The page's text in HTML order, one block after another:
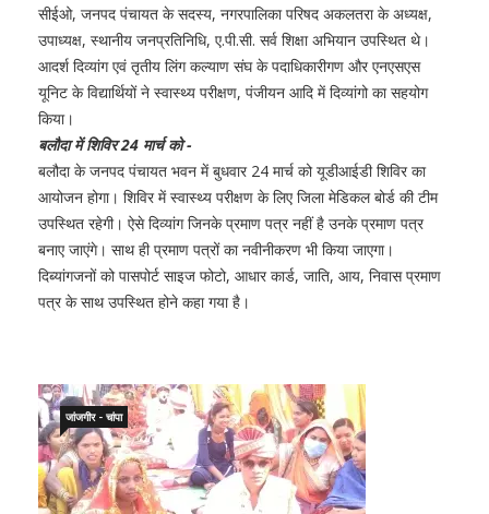
सीईओ, जनपद पंचायत के सदस्य, नगरपालिका परिषद अकलतरा के अध्यक्ष,
उपाध्यक्ष, स्थानीय जनप्रतिनिधि, ए.पी.सी. सर्व शिक्षा अभियान उपस्थित थे।
आदर्श दिव्यांग एवं तृतीय लिंग कल्याण संघ के पदाधिकारीगण और एनएसएस
यूनिट के विद्यार्थियों ने स्वास्थ्य परीक्षण, पंजीयन आदि में दिव्यांगो का सहयोग
किया।
बलौदा में शिविर 24 मार्च को -
बलौदा के जनपद पंचायत भवन में बुधवार 24 मार्च को यूडीआईडी शिविर का
आयोजन होगा। शिविर में स्वास्थ्य परीक्षण के लिए जिला मेडिकल बोर्ड की टीम
उपस्थित रहेगी। ऐसे दिव्यांग जिनके प्रमाण पत्र नहीं है उनके प्रमाण पत्र
बनाए जाएंगे। साथ ही प्रमाण पत्रों का नवीनीकरण भी किया जाएगा।
दिब्यांगजनों को पासपोर्ट साइज फोटो, आधार कार्ड, जाति, आय, निवास प्रमाण
पत्र के साथ उपस्थित होने कहा गया है।
जांजगीर - चांपा